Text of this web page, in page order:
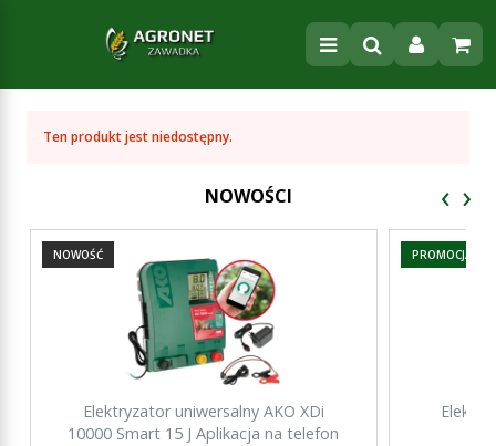
Ten produkt jest niedostępny.
NOWOŚCI
Elektryzator uniwersalny AKO XDi
10000 Smart 15 J Aplikacja na telefon
NOWOŚĆ PROMOCJA
‹ ›